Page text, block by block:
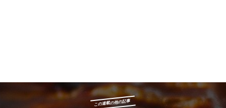
この連載の他の記事